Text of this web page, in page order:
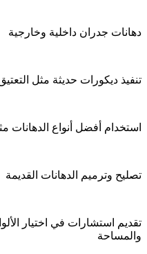
دهانات جدران داخلية وخارجية
تنفيذ ديكورات حديثة مثل
استخدام أفضل أنواع الدهانات
تصليح وترميم الدهانات القديمة
تقديم استشارات في اختيار
والمساحة